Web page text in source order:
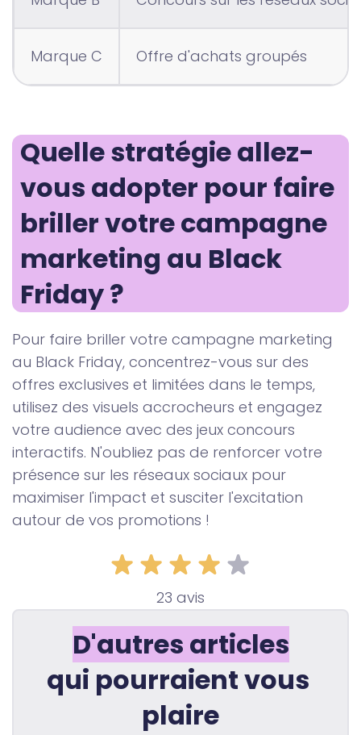
Marque C Offre d'achats groupés
Quelle stratégie allez-
vous adopter pour faire
briller votre campagne
marketing au Black
Friday ?
Pour faire briller votre campagne marketing
au Black Friday, concentrez-vous sur des
offres exclusives et limitées dans le temps,
utilisez des visuels accrocheurs et engagez
votre audience avec des jeux concours
interactifs. N'oubliez pas de renforcer votre
présence sur les réseaux sociaux pour
maximiser l'impact et susciter l'excitation
autour de vos promotions !
23 avis
D'autres articles
qui pourraient vous
plaire